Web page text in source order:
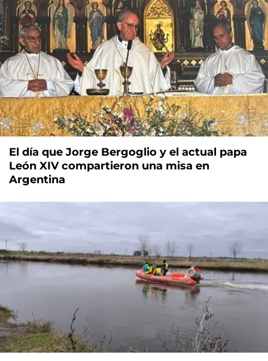
El día que Jorge Bergoglio y el actual papa
León XIV compartieron una misa en
Argentina